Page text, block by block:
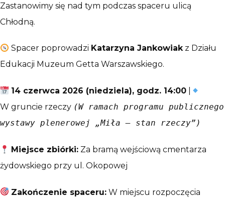
Zastanowimy się nad tym podczas spaceru ulicą
Chłodną.
Spacer poprowadzi Katarzyna Jankowiakz Działu
Edukacji Muzeum Getta Warszawskiego.
14 czerwca 2026 (niedziela), godz. 14:00
W gruncie rzeczy (W ramach programu publicznego
wystawy plenerowej „Miła – stan rzeczy”)
Miejsce zbiórki: Za bramą wejściową cmentarza
żydowskiego przy ul. Okopowej
Zakończenie spaceru: W miejscu rozpoczęcia